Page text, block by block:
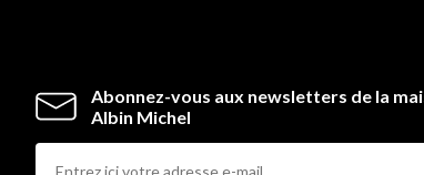
Abonnez-vous aux newsletters de la
Albin Michel